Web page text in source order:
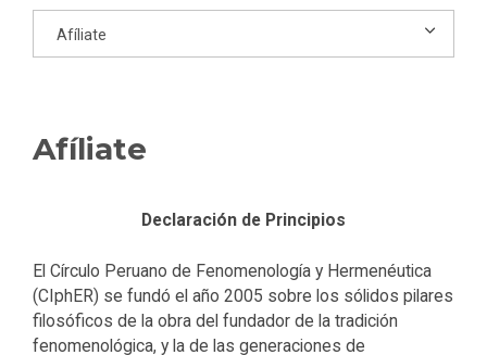
Afíliate
Declaración de Principios
El Círculo Peruano de Fenomenología y Hermenéutica
(CIphER) se fundó el año 2005 sobre los sólidos pilares
filosóficos de la obra del fundador de la tradición
fenomenológica, y la de las generaciones de